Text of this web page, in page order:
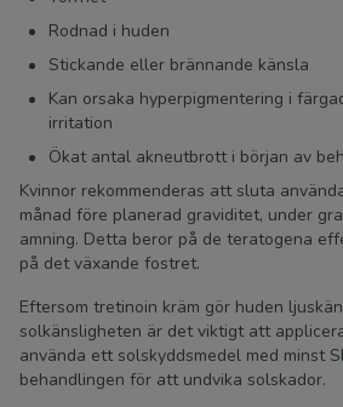
Rodnad i huden
Stickande eller brännande känsla
Kan orsaka hyperpigmentering i
irritation
Ökat antal akneutbrott i början av
Kvinnor rekommenderas att sluta
månad före planerad graviditet, under
amning. Detta beror på de teratogena
på det växande fostret.
Eftersom tretinoin kräm gör huden
solkänsligheten är det viktigt att
använda ett solskyddsmedel med minst
behandlingen för att undvika solskador.